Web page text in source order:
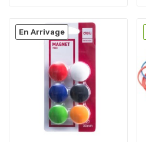
En Arrivage